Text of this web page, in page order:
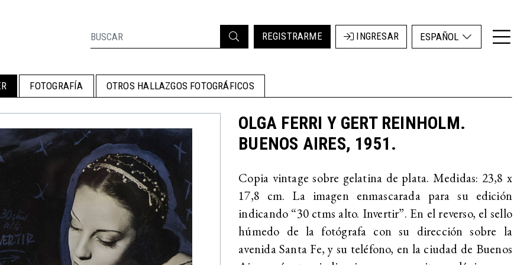
REGISTRARME INGRESAR ESPAÑOL
FOTOGRAFÍA OTROS HALLAZGOS FOTOGRÁFICOS
OLGA FERRI Y GERT REINHOLM.
BUENOS AIRES, 1951.
Copia vintage sobre gelatina de plata. Medidas: 23,8 x
17,8 cm. La imagen enmascarada para su edición
indicando “30 ctms alto. Invertir”. En el reverso, el sello
húmedo de la fotógrafa con su dirección sobre la
avenida Santa Fe, y su teléfono, en la ciudad de Buenos